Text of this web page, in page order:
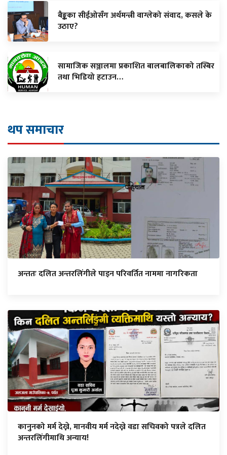
बैङ्कका सीईओसँग अर्थमन्त्री वाग्लेको संवाद, कसले के
उठाए?
सामाजिक सञ्जालमा प्रकाशित बालबालिकाको तस्बिर
तथा भिडियो हटाउन…
थप समाचार
अन्ततः दलित अन्तरलिंगीले पाइन परिवर्तित नाममा नागरिकता
कानुनको मर्म देख्ने, मानवीय मर्म नदेख्ने वडा सचिवको पत्रले दलित
अन्तरलिंगीमाथि अन्याय!